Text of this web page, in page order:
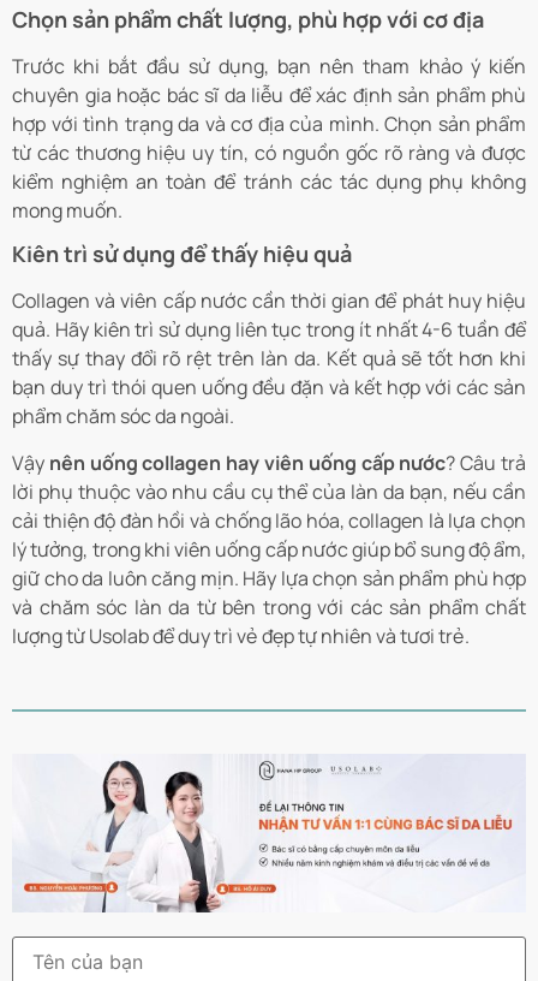
Chọn sản phẩm chất lượng, phù hợp với cơ địa
Trước khi bắt đầu sử dụng, bạn nên tham khảo ý kiến
chuyên gia hoặc bác sĩ da liễu để xác định sản phẩm phù
hợp với tình trạng da và cơ địa của mình. Chọn sản phẩm
từ các thương hiệu uy tín, có nguồn gốc rõ ràng và được
kiểm nghiệm an toàn để tránh các tác dụng phụ không
mong muốn.
Kiên trì sử dụng để thấy hiệu quả
Collagen và viên cấp nước cần thời gian để phát huy hiệu
quả. Hãy kiên trì sử dụng liên tục trong ít nhất 4-6 tuần để
thấy sự thay đổi rõ rệt trên làn da. Kết quả sẽ tốt hơn khi
bạn duy trì thói quen uống đều đặn và kết hợp với các sản
phẩm chăm sóc da ngoài.
Vậy nên uống collagen hay viên uống cấp nước? Câu trả
lời phụ thuộc vào nhu cầu cụ thể của làn da bạn, nếu cần
cải thiện độ đàn hồi và chống lão hóa, collagen là lựa chọn
lý tưởng, trong khi viên uống cấp nước giúp bổ sung độ ẩm,
giữ cho da luôn căng mịn. Hãy lựa chọn sản phẩm phù hợp
và chăm sóc làn da từ bên trong với các sản phẩm chất
lượng từ Usolab để duy trì vẻ đẹp tự nhiên và tươi trẻ.